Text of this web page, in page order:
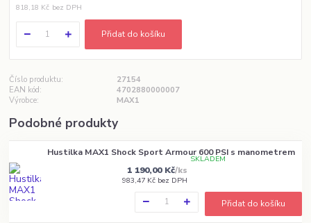
818,18 Kč bez DPH
Přidat do košíku
Číslo produktu:
27154
EAN kód:
4702880000007
Výrobce:
MAX1
Podobné produkty
Hustilka MAX1 Shock Sport Armour 600 PSI s manometrem
1 190,00 Kč/ks
983,47 Kč bez DPH
SKLADEM
Přidat do košíku